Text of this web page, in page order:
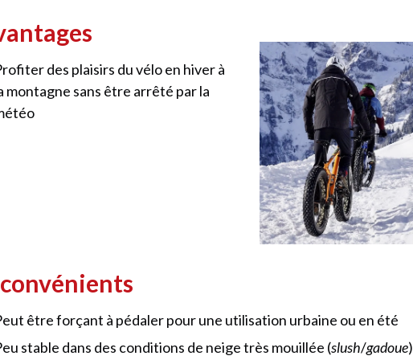
des plaisirs du vélo en hiver à
montagne sans être arrêté par la
être forçant à pédaler pour une utilisation urbaine ou en été
stable dans des conditions de neige très mouillée (slush/gadoue)